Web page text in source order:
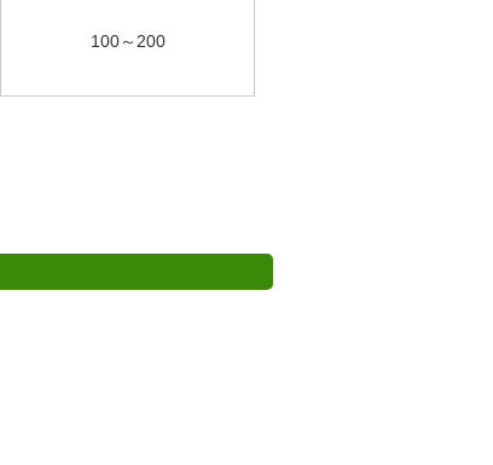
100～200